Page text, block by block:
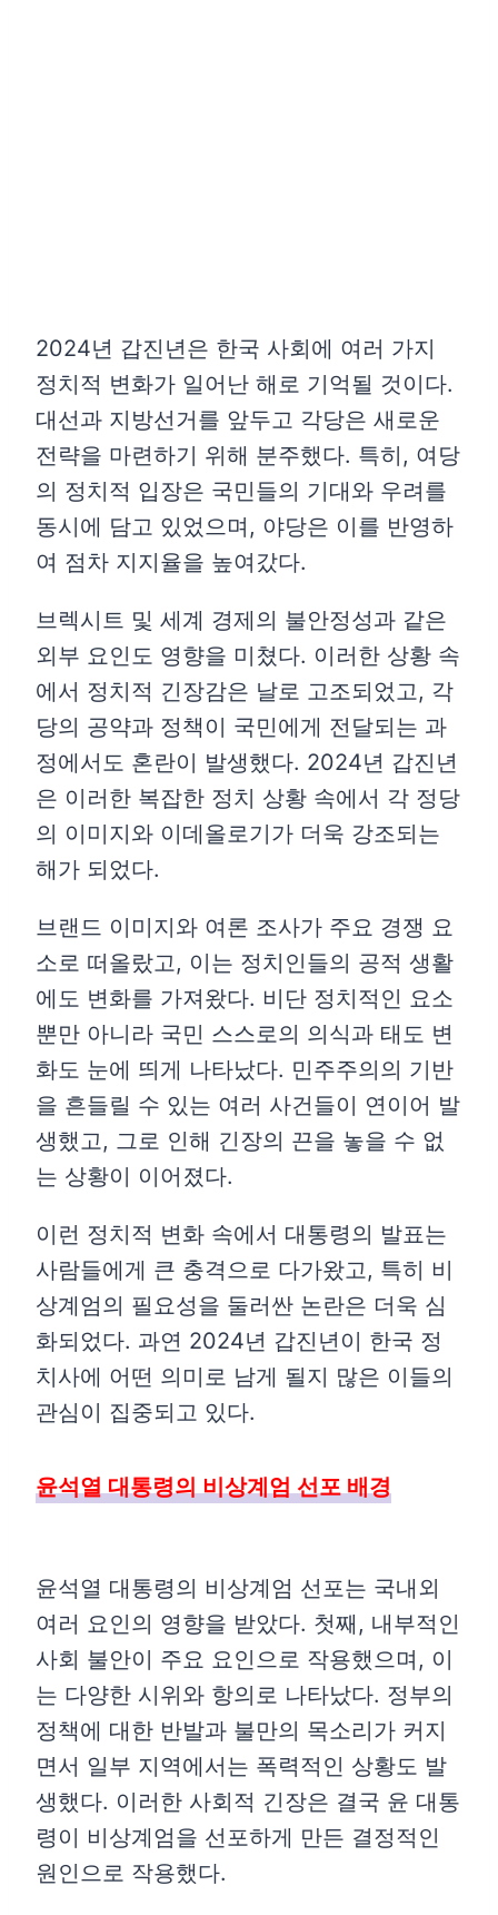
2024년 갑진년은 한국 사회에 여러 가지
정치적 변화가 일어난 해로 기억될 것이다.
대선과 지방선거를 앞두고 각당은 새로운
전략을 마련하기 위해 분주했다. 특히, 여당
의 정치적 입장은 국민들의 기대와 우려를
동시에 담고 있었으며, 야당은 이를 반영하
여 점차 지지율을 높여갔다.
브렉시트 및 세계 경제의 불안정성과 같은
외부 요인도 영향을 미쳤다. 이러한 상황 속
에서 정치적 긴장감은 날로 고조되었고, 각
당의 공약과 정책이 국민에게 전달되는 과
정에서도 혼란이 발생했다. 2024년 갑진년
은 이러한 복잡한 정치 상황 속에서 각 정당
의 이미지와 이데올로기가 더욱 강조되는
해가 되었다.
브랜드 이미지와 여론 조사가 주요 경쟁 요
소로 떠올랐고, 이는 정치인들의 공적 생활
에도 변화를 가져왔다. 비단 정치적인 요소
뿐만 아니라 국민 스스로의 의식과 태도 변
화도 눈에 띄게 나타났다. 민주주의의 기반
을 흔들릴 수 있는 여러 사건들이 연이어 발
생했고, 그로 인해 긴장의 끈을 놓을 수 없
는 상황이 이어졌다.
이런 정치적 변화 속에서 대통령의 발표는
사람들에게 큰 충격으로 다가왔고, 특히 비
상계엄의 필요성을 둘러싼 논란은 더욱 심
화되었다. 과연 2024년 갑진년이 한국 정
치사에 어떤 의미로 남게 될지 많은 이들의
관심이 집중되고 있다.
윤석열 대통령의 비상계엄 선포 배경
윤석열 대통령의 비상계엄 선포는 국내외
여러 요인의 영향을 받았다. 첫째, 내부적인
사회 불안이 주요 요인으로 작용했으며, 이
는 다양한 시위와 항의로 나타났다. 정부의
정책에 대한 반발과 불만의 목소리가 커지
면서 일부 지역에서는 폭력적인 상황도 발
생했다. 이러한 사회적 긴장은 결국 윤 대통
령이 비상계엄을 선포하게 만든 결정적인
원인으로 작용했다.